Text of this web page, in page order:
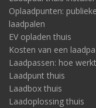
Oplaadpunten: publieke
laadpalen
EV opladen thuis
Kosten van een
Laadpassen: hoe
Laadpunt thuis
Laadbox thuis
Laadoplossing thuis